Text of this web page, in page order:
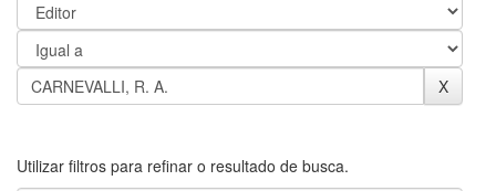
Utilizar filtros para refinar o resultado de busca.